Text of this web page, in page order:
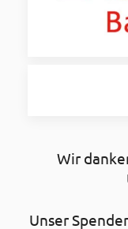
Wir
Unser